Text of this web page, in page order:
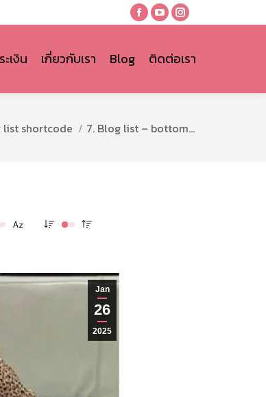
Facebook
opens
new
YouTube
opens
new
Instagram
opens
new
เงิน เกี่ยวกับเรา Blog ติดต่อเรา
list shortcode 7. Blog list – bottom…
Jan
26
2025